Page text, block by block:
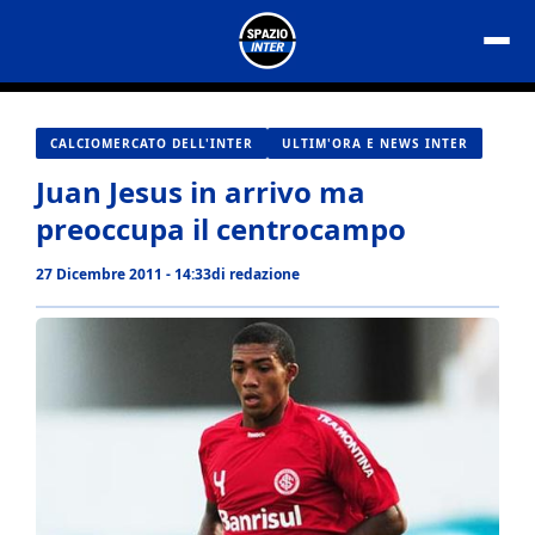
contenuto
CALCIOMERCATO DELL'INTER ULTIM'ORA E NEWS INTER
Juan Jesus in arrivo ma
preoccupa il centrocampo
27 Dicembre 2011 - 14:33di redazione